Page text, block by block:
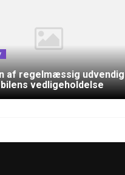
af regelmæssig udvendig
vedligeholdelse